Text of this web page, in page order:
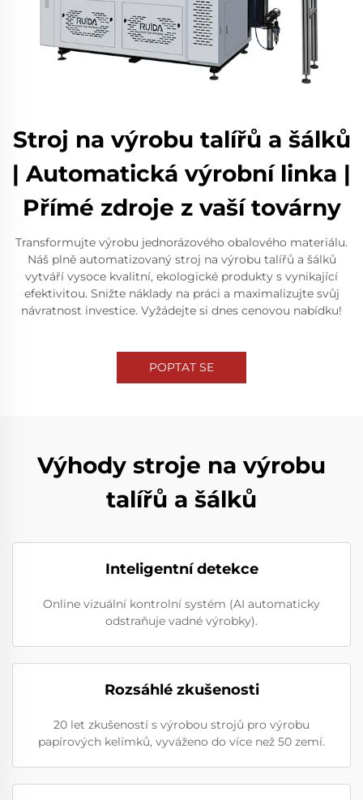
Stroj na výrobu talířů a šálků
| Automatická výrobní linka |
Přímé zdroje z vaší továrny
Transformujte výrobu jednorázového obalového materiálu.
Náš plně automatizovaný stroj na výrobu talířů a šálků
vytváří vysoce kvalitní, ekologické produkty s vynikající
efektivitou. Snižte náklady na práci a maximalizujte svůj
návratnost investice. Vyžádejte si dnes cenovou nabídku!
POPTAT SE
Výhody stroje na výrobu
talířů a šálků
Inteligentní detekce
Online vizuální kontrolní systém (AI automaticky
odstraňuje vadné výrobky).
Rozsáhlé zkušenosti
20 let zkušeností s výrobou strojů pro výrobu
papírových kelímků, vyváženo do více než 50 zemí.